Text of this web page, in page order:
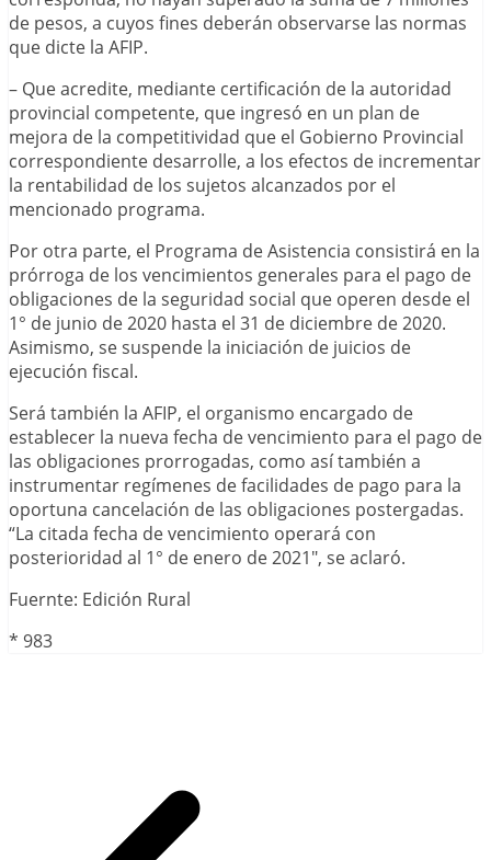
de pesos, a cuyos fines deberán observarse las normas
que dicte la AFIP.
– Que acredite, mediante certificación de la autoridad
provincial competente, que ingresó en un plan de
mejora de la competitividad que el Gobierno Provincial
correspondiente desarrolle, a los efectos de incrementar
la rentabilidad de los sujetos alcanzados por el
mencionado programa.
Por otra parte, el Programa de Asistencia consistirá en la
prórroga de los vencimientos generales para el pago de
obligaciones de la seguridad social que operen desde el
1° de junio de 2020 hasta el 31 de diciembre de 2020.
Asimismo, se suspende la iniciación de juicios de
ejecución fiscal.
Será también la AFIP, el organismo encargado de
establecer la nueva fecha de vencimiento para el pago de
las obligaciones prorrogadas, como así también a
instrumentar regímenes de facilidades de pago para la
oportuna cancelación de las obligaciones postergadas.
“La citada fecha de vencimiento operará con
posterioridad al 1° de enero de 2021″, se aclaró.
Fuernte: Edición Rural
* 983